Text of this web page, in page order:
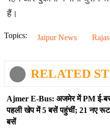
हैं।
Topics: Jaipur News
RELATED
Ajmer E-Bus: अजमेर में PM ई-
पहली खेप में 5 बसें पहुंचीं; 21 नए रूट
बसें